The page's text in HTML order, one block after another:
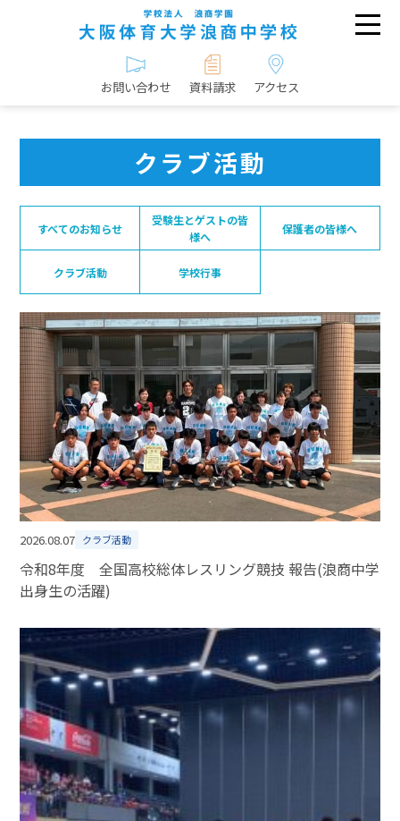
お問い合わせ 資料請求 アクセス
クラブ活動
すべてのお知らせ
受験生とゲストの皆
様へ
保護者の皆様へ
クラブ活動 学校行事
2026.08.07 クラブ活動
令和8年度 全国高校総体レスリング競技 報告(浪商中学
出身生の活躍)